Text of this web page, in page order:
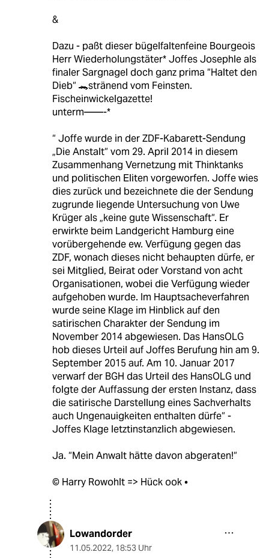
&
Dazu - paßt dieser bügelfaltenfeine Bourgeois
Herr Wiederholungstäter* Joffes Josephle als
finaler Sargnagel doch ganz prima “Haltet den
Dieb“ 🐊stränend vom Feinsten.
Fischeinwickelgazette!
unterm——-*
“ Joffe wurde in der ZDF-Kabarett-Sendung
„Die Anstalt“ vom 29. April 2014 in diesem
Zusammenhang Vernetzung mit Thinktanks
und politischen Eliten vorgeworfen. Joffe wies
dies zurück und bezeichnete die der Sendung
zugrunde liegende Untersuchung von Uwe
Krüger als „keine gute Wissenschaft“. Er
erwirkte beim Landgericht Hamburg eine
vorübergehende ew. Verfügung gegen das
ZDF, wonach dieses nicht behaupten dürfe, er
sei Mitglied, Beirat oder Vorstand von acht
Organisationen, wobei die Verfügung wieder
aufgehoben wurde. Im Hauptsacheverfahren
wurde seine Klage im Hinblick auf den
satirischen Charakter der Sendung im
November 2014 abgewiesen. Das HansOLG
hob dieses Urteil auf Joffes Berufung hin am 9.
September 2015 auf. Am 10. Januar 2017
verwarf der BGH das Urteil des HansOLG und
folgte der Auffassung der ersten Instanz, dass
die satirische Darstellung eines Sachverhalts
auch Ungenauigkeiten enthalten dürfe“ -
Joffes Klage letztinstanzlich abgewiesen.
Ja. “Mein Anwalt hätte davon abgeraten!“
© Harry Rowohlt => Hück ook •
Lowandorder
11.05.2022, 18:53 Uhr